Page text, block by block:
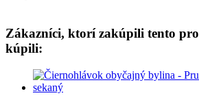
Zákazníci, ktorí zakúpili tento
kúpili: